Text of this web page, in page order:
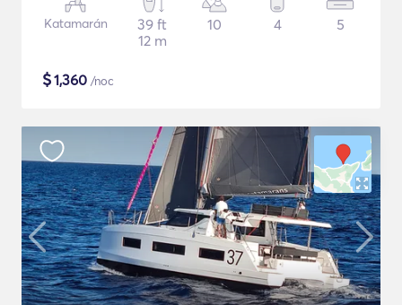
Katamarán
39 ft
12 m
10 4 5
$1,360 /noc